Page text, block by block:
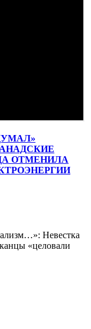
ОТМЕНИЛА
Невестка
«целовали